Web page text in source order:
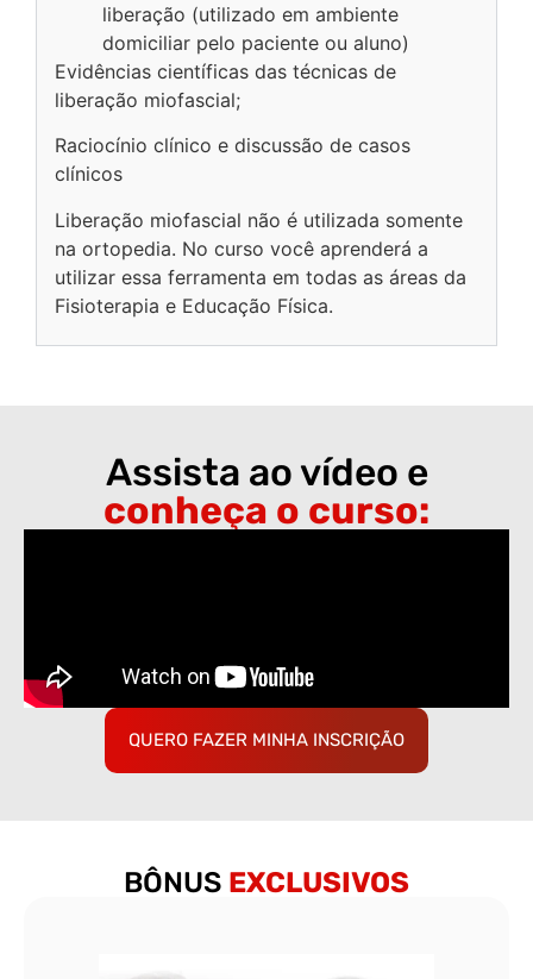
liberação (utilizado em ambiente
domiciliar pelo paciente ou aluno)
Evidências científicas das técnicas de
liberação miofascial;
Raciocínio clínico e discussão de casos
clínicos
Liberação miofascial não é utilizada somente
na ortopedia. No curso você aprenderá a
utilizar essa ferramenta em todas as áreas da
Fisioterapia e Educação Física.
Assista ao vídeo e
conheça o curso:
QUERO FAZER MINHA INSCRIÇÃO
BÔNUS EXCLUSIVOS